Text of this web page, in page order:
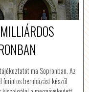
ma Sopronban. Az
beruházást készül